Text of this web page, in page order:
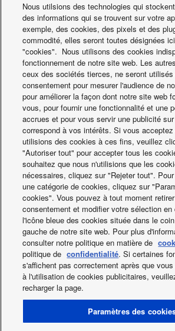
Facebook Instagram Youtube
Nous utilsions des technologies qui
des informations qui se trouvent sur votre
exemple, des cookies, des pixels et des
commodité, elles seront toutes désignées
"cookies". Nous utilisons des cookies
fonctionnement de notre site web. Les
ceux des sociétés tierces, ne seront
consentement pour mesurer l'audience de
pour améliorer la façon dont notre site web
vous, pour fournir une fonctionnalité et une
accrues et pour vous servir une publicité
correspond à vos intérêts. Si vous acceptez
utilisions des cookies à ces fins, veuillez
"Autoriser tout" pour accepter tous les
souhaitez que nous n'utilisions que les
nécessaires, cliquez sur "Rejeter tout".
une catégorie de cookies, cliquez sur
cookies". Vous pouvez à tout moment
consentement et modifier votre sélection
l'icône bleue des cookies située dans le
gauche de notre site web. Pour plus
consulter notre politique en matière de
politique de confidentialité. Si certaines
s'affichent pas correctement après que
à l'utilisation de cookies publicitaires,
recharger la page.
Paramètres des